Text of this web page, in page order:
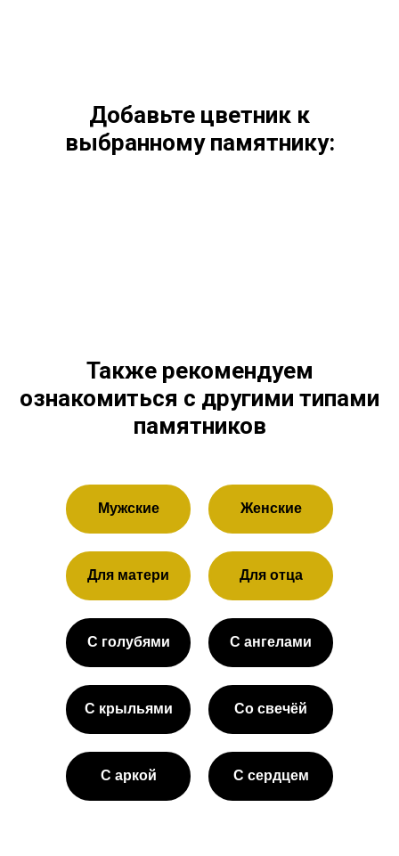
Добавьте цветник к
выбранному памятнику:
Также рекомендуем
ознакомиться с другими типами
памятников
Мужские Женские
Для отца
Для матери
С ангелами
С голубями
Со свечёй
С сердцем
С аркой
С крыльями